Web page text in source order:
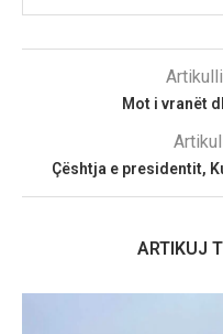
Mot i vranët
Çështja e presidentit,
ARTIKUJ